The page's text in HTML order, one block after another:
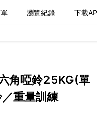
瀏覽紀錄 下載
角啞鈴25KG(單
重量訓練